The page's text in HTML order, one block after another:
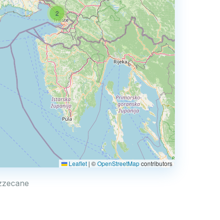
2
Leaflet | ©OpenStreetMapcontributors